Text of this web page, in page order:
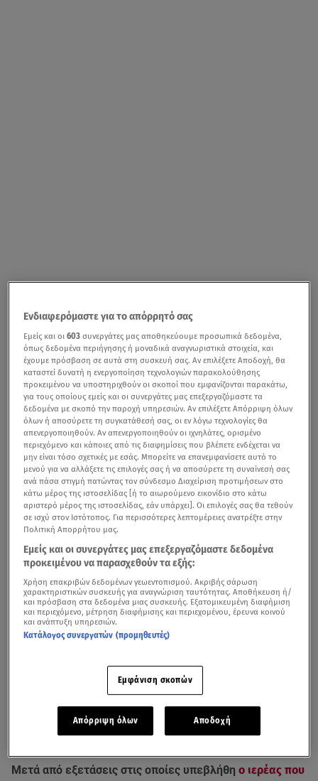
Στο Δρομοκαΐτειο οδηγείται ο ιερέας που επιτέθηκε με βιτριόλι σε
Μητροπολίτες στη Μονή Πετράλη - βίντεο από το μεσημεριανό δελτίο
ειδήσεων του Star
Μετά από εξετάσεις στις οποίες υπεβλήθη ο ιερέας που
Ενδιαφερόμαστε για το απόρρητό σας
Εμείς και οι603 συνεργάτες μας αποθηκεύουμε προσωπικά δεδομένα,
όπως δεδομένα περιήγησης ή μοναδικά αναγνωριστικά στοιχεία, και
έχουμε πρόσβαση σε αυτά στη συσκευή σας. Αν επιλέξετε Αποδοχή, θα
καταστεί δυνατή η ενεργοποίηση τεχνολογιών παρακολούθησης
προκειμένου να υποστηριχθούν οι σκοποί που εμφανίζονται παρακάτω,
για τους οποίους εμείς και οι συνεργάτες μας επεξεργαζόμαστε τα
δεδομένα με σκοπό την παροχή υπηρεσιών. Αν επιλέξετε Απόρριψη όλων
όλων ή αποσύρετε τη συγκατάθεσή σας, οι εν λόγω τεχνολογίες θα
απενεργοποιηθούν. Αν απενεργοποιηθούν οι ιχνηλάτες, ορισμένο
περιεχόμενο και κάποιες από τις διαφημίσεις που βλέπετε ενδέχεται να
μην είναι τόσο σχετικές με εσάς. Μπορείτε να επανεμφανίσετε αυτό το
μενού για να αλλάξετε τις επιλογές σας ή να αποσύρετε τη συναίνεσή σας
ανά πάσα στιγμή πατώντας τον σύνδεσμο Διαχείριση προτιμήσεων στο
κάτω μέρος της ιστοσελίδας [ή το αιωρούμενο εικονίδιο στο κάτω
αριστερό μέρος της ιστοσελίδας, εάν υπάρχει]. Οι επιλογές σας θα τεθούν
σε ισχύ στον Ιστότοπος. Για περισσότερες λεπτομέρειες ανατρέξτε στην
Πολιτική Απορρήτου μας.
Εμείς και οι συνεργάτες μας επεξεργαζόμαστε δεδομένα
προκειμένου να παρασχεθούν τα εξής:
Χρήση επακριβών δεδομένων γεωεντοπισμού. Ακριβής σάρωση
χαρακτηριστικών συσκευής για αναγνώριση ταυτότητας. Αποθήκευση ή/
και πρόσβαση στα δεδομένα μιας συσκευής. Εξατομικευμένη διαφήμιση
και περιεχόμενο, μέτρηση διαφήμισης και περιεχομένου, έρευνα κοινού
και ανάπτυξη υπηρεσιών.
Κατάλογος συνεργατών (προμηθευτές)
Εμφάνιση σκοπών
Απόρριψη όλων Αποδοχή